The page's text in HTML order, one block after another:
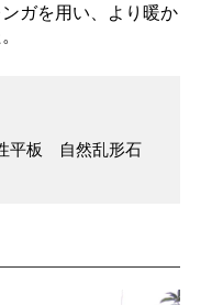
ガを用い、より暖か
平板 自然乱形石